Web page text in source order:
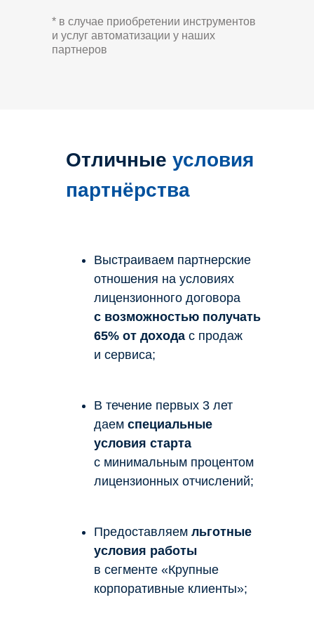
* в случае приобретении инструментов
и услуг автоматизации у наших
партнеров
Отличные условия
партнёрства
Выстраиваем партнерские
отношения на условиях
лицензионного договора
с возможностью получать
65% от дохода с продаж
и сервиса;
В течение первых 3 лет
даем специальные
условия старта
с минимальным процентом
лицензионных отчислений;
Предоставляем льготные
условия работы
в сегменте «Крупные
корпоративные клиенты»;